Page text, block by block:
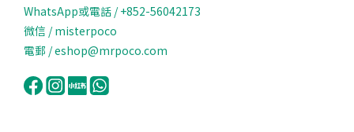
WhatsApp或電話 / +852-56042173
微信 / misterpoco
電郵 / eshop@mrpoco.com